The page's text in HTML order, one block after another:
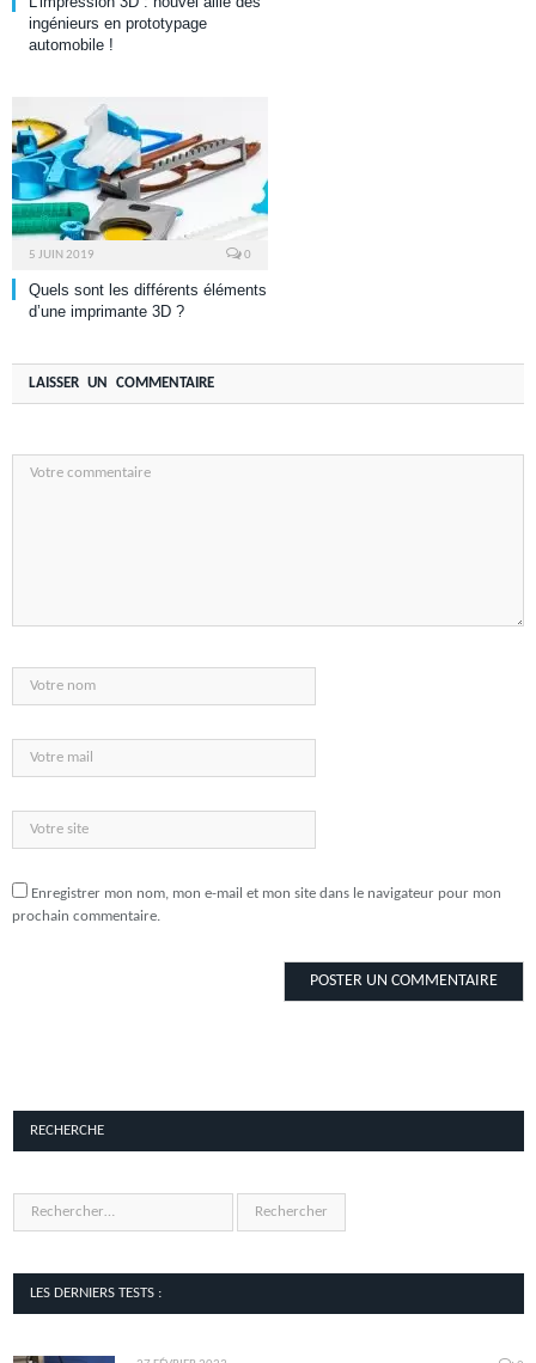
ingénieurs en prototypage
automobile !
5 JUIN 2019 0
Quels sont les différents éléments
d’une imprimante 3D ?
LAISSER UN COMMENTAIRE
Enregistrer mon nom, mon e-mail et mon site dans le navigateur pour mon
prochain commentaire.
RECHERCHE
LES DERNIERS TESTS :